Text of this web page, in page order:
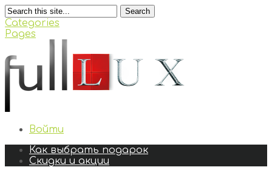
Search
Categories
Pages
Войти
Как выбрать подарок
Скидки и акции